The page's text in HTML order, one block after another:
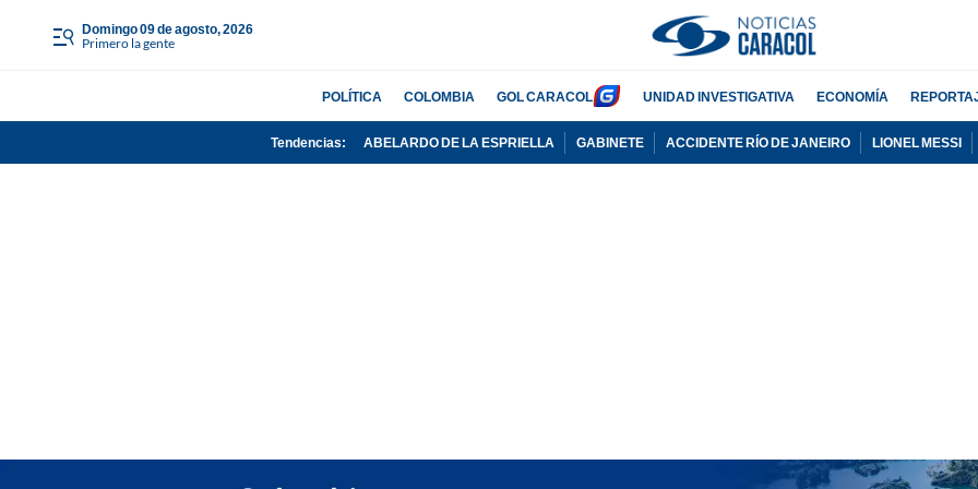
domingo 09 de agosto, 2026
Primero la gente
POLÍTICA COLOMBIA GOL CARACOL UNIDAD INVESTIGATIVA ECONOMÍA
Tendencias: ABELARDO DE LA ESPRIELLA GABINETE ACCIDENTE RÍO DE JANEIRO LIONEL MESSI